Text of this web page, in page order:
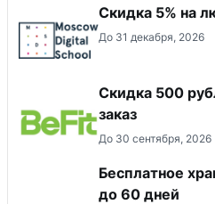
Скидка 5% на
До 31 декабря, 2026
Скидка 500
заказ
До 30 сентября, 2026
Бесплатное
до 60 дней